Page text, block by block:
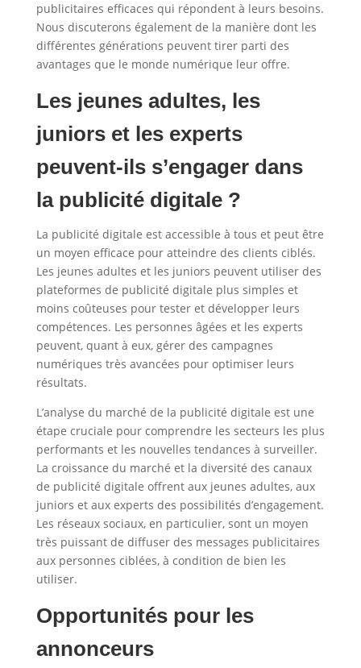
publicitaires efficaces qui répondent à leurs besoins.
Nous discuterons également de la manière dont les
différentes générations peuvent tirer parti des
avantages que le monde numérique leur offre.
Les jeunes adultes, les
juniors et les experts
peuvent-ils s’engager dans
la publicité digitale ?
La publicité digitale est accessible à tous et peut être
un moyen efficace pour atteindre des clients ciblés.
Les jeunes adultes et les juniors peuvent utiliser des
plateformes de publicité digitale plus simples et
moins coûteuses pour tester et développer leurs
compétences. Les personnes âgées et les experts
peuvent, quant à eux, gérer des campagnes
numériques très avancées pour optimiser leurs
résultats.
L’analyse du marché de la publicité digitale est une
étape cruciale pour comprendre les secteurs les plus
performants et les nouvelles tendances à surveiller.
La croissance du marché et la diversité des canaux
de publicité digitale offrent aux jeunes adultes, aux
juniors et aux experts des possibilités d’engagement.
Les réseaux sociaux, en particulier, sont un moyen
très puissant de diffuser des messages publicitaires
aux personnes ciblées, à condition de bien les
utiliser.
Opportunités pour les
annonceurs